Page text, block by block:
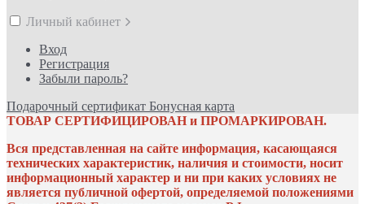
Личный кабинет
Вход
Регистрация
Забыли пароль?
Подарочный сертификат Бонусная карта
ТОВАР СЕРТИФИЦИРОВАН и ПРОМАРКИРОВАН.
Вся представленная на сайте информация, касающаяся
технических характеристик, наличия и стоимости, носит
информационный характер и ни при каких условиях не
является публичной офертой, определяемой положениями